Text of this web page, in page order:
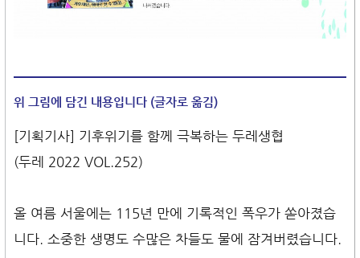
위 그림에 담긴 내용입니다 (글자로 옮김)
[기획기사] 기후위기를 함께 극복하는 두레생협
(두레 2022 VOL.252)
올 여름 서울에는 115년 만에 기록적인 폭우가 쏟아졌습
니다. 소중한 생명도 수많은 차들도 물에 잠겨버렸습니다.